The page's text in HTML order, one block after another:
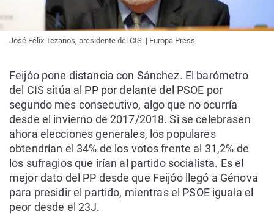
José Félix Tezanos, presidente del CIS. | Europa Press
Feijóo pone distancia con Sánchez. El barómetro
del CIS sitúa al PP por delante del PSOE por
segundo mes consecutivo, algo que no ocurría
desde el invierno de 2017/2018. Si se celebrasen
ahora elecciones generales, los populares
obtendrían el 34% de los votos frente al 31,2% de
los sufragios que irían al partido socialista. Es el
mejor dato del PP desde que Feijóo llegó a Génova
para presidir el partido, mientras el PSOE iguala el
peor desde el 23J.